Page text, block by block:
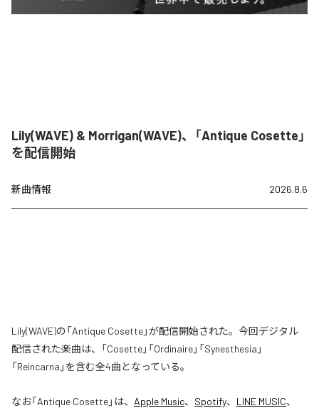
Lily(WAVE) & Morrigan(WAVE)、「Antique Cosette」
を配信開始
新曲情報 2026.8.6
Lily(WAVE)の「Antique Cosette」が配信開始された。今回デジタル
配信された楽曲は、「Cosette」「Ordinaire」「Synesthesia」
「Reincarna」を含む全4曲となっている。
なお「Antique Cosette」は、 Apple Music、 Spotify、 LINE MUSIC、